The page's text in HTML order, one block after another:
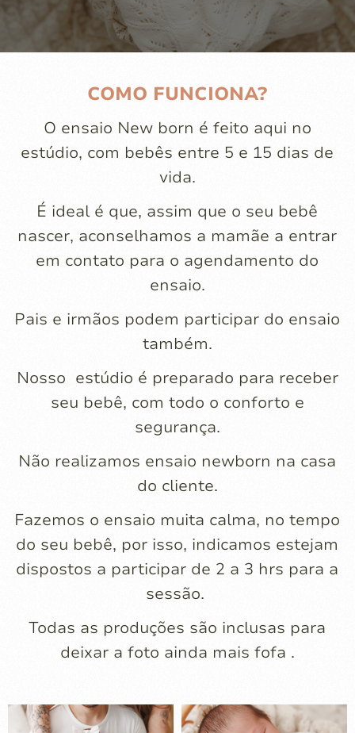
COMO FUNCIONA?
O ensaio New born é feito aqui no
estúdio, com bebês entre 5 e 15 dias de
vida.
É ideal é que, assim que o seu bebê
nascer, aconselhamos a mamãe a entrar
em contato para o agendamento do
ensaio.
Pais e irmãos podem participar do ensaio
também.
Nosso estúdio é preparado para receber
seu bebê, com todo o conforto e
segurança.
Não realizamos ensaio newborn na casa
do cliente.
Fazemos o ensaio muita calma, no tempo
do seu bebê, por isso, indicamos estejam
dispostos a participar de 2 a 3 hrs para a
sessão.
Todas as produções são inclusas para
deixar a foto ainda mais fofa .